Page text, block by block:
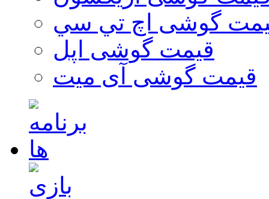
گوشی اچ تي سي
قیمت گوشی اپل
قیمت گوشی آی میت